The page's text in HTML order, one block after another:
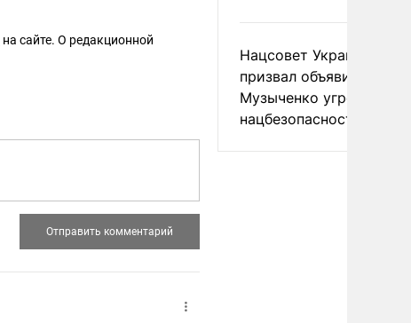
на сайте. О редакционной
Нацсовет Украины по
призвал объявить
Музыченко угрозой
нацбезопасности